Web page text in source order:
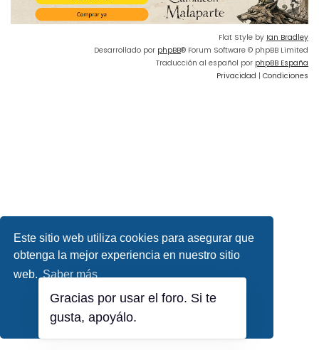
Este sitio web utiliza cookies para asegurar que
obtenga la mejor experiencia en nuestro sitio
web. Saber más
¡Lo entiendo!
Flat Style by Ian Bradley
Desarrollado por phpBB® Forum Software © phpBB Limited
Traducción al español por phpBB España
Privacidad | Condiciones
Gracias por usar el foro. Si te
gusta, apoyálo.